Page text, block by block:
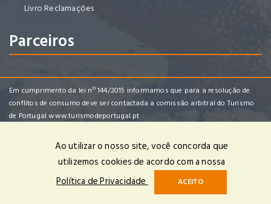
Livro Reclamações
Parceiros
Em cumprimento da lei nº 144/2015 informamos que para a resolução de
conflitos de consumo deve ser contactada a comissão arbitral do Turismo
de Portugalwww.turismodeportugal.pt
Vouviajar, Lda | RNAVT 7452 | © 2024 Todos os Direitos Reservados |
OPTIGEST
Ao utilizar o nosso site, você concorda que
utilizemos cookies de acordo com a nossa
Política de Privacidade
ACEITO